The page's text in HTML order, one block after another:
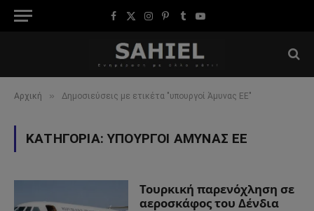
Facebook
X
Instagram
Pinterest
TumblrYouTube
Αρχική » Δημοσιεύσεις με ετικέτα "υπουργοί Άμυνας ΕΕ"
ΚΑΤΗΓΟΡΊΑ:ΥΠΟΥΡΓΟΊ ΆΜΥΝΑΣ ΕΕ
Τουρκική παρενόχληση σε
αεροσκάφος του Δένδια